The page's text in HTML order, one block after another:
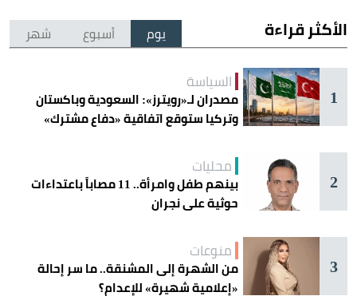
الأكثر قراءة يوم أسبوع شهر
1
السياسة
مصدران لـ«رويترز»: السعودية وباكستان
وتركيا ستوقع اتفاقية «دفاع مشترك»
2
محليات
بينهم طفل وامرأة.. 11 مصاباً باعتداءات
حوثية على نجران
3
منوعات
من الشهرة إلى المشنقة.. ما سر إحالة
«إعلامية شهيرة» للإعدام؟